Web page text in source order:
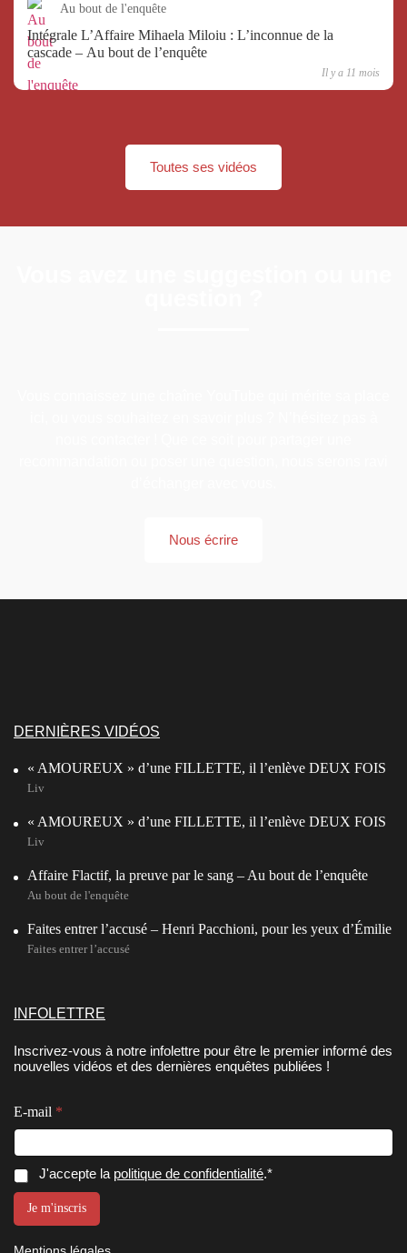
Au bout de l'enquête
Intégrale L’Affaire Mihaela Miloiu : L’inconnue de la
cascade – Au bout de l’enquête
Il y a 11 mois
Toutes ses vidéos
Nous écrire
DERNIÈRES VIDÉOS
« AMOUREUX » d’une FILLETTE, il l’enlève DEUX FOIS
Liv
« AMOUREUX » d’une FILLETTE, il l’enlève DEUX FOIS
Liv
Affaire Flactif, la preuve par le sang – Au bout de l’enquête
Au bout de l'enquête
Faites entrer l’accusé – Henri Pacchioni, pour les yeux d’Émilie
Faites entrer l’accusé
INFOLETTRE
Inscrivez-vous à notre infolettre pour être le premier informé des
nouvelles vidéos et des dernières enquêtes publiées !
E
-
a
i
l
C
n
s
E-mail *
C
o
s
e
J'accepte la politique de confidentialité.*
Je m'inscris
Mentions légales